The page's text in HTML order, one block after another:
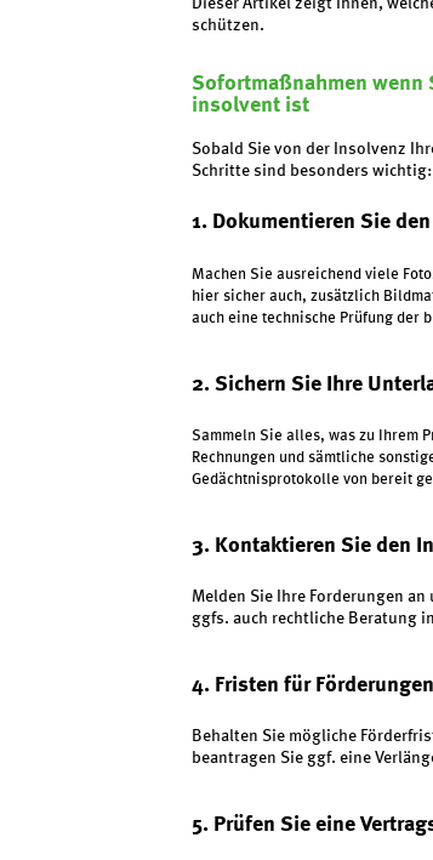
Dieser Artikel zeigt Ihnen,
schützen.
Sofortmaßnahmen
insolvent ist
Sobald Sie von der Insolvenz
Schritte sind besonders wichtig:
1. Dokumentieren Sie
Machen Sie ausreichend viele
hier sicher auch, zusätzlich
auch eine technische Prüfung der
2. Sichern Sie Ihre
Sammeln Sie alles, was zu Ihrem
Rechnungen und sämtliche
Gedächtnisprotokolle von bereit
3. Kontaktieren Sie den
Melden Sie Ihre Forderungen
ggfs. auch rechtliche Beratung
4. Fristen für
Behalten Sie mögliche
beantragen Sie ggf. eine
5. Prüfen Sie eine